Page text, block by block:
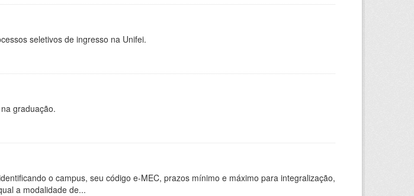
seletivos de ingresso na Unifei.
graduação.
o campus, seu código e-MEC, prazos mínimo e máximo para integralização,
a modalidade de...